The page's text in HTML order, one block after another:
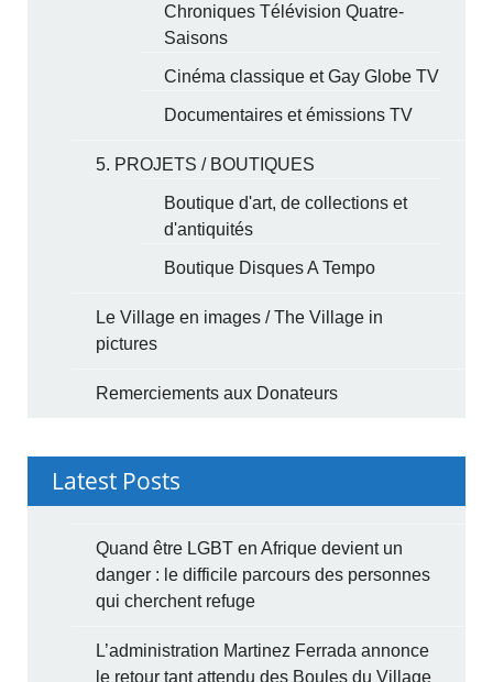
Chroniques Télévision Quatre-
Saisons
Cinéma classique et Gay Globe TV
Documentaires et émissions TV
5. PROJETS / BOUTIQUES
Boutique d'art, de collections et
d'antiquités
Boutique Disques A Tempo
Le Village en images / The Village in
pictures
Remerciements aux Donateurs
Latest Posts
Quand être LGBT en Afrique devient un
danger : le difficile parcours des personnes
qui cherchent refuge
L’administration Martinez Ferrada annonce
le retour tant attendu des Boules du Village